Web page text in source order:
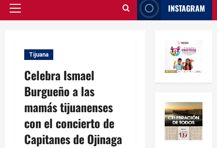
Menú
INSTAGRAM
Tijuana
Celebra Ismael
Burgueño a las
mamás tijuanenses
con el concierto de
Capitanes de Ojinaga